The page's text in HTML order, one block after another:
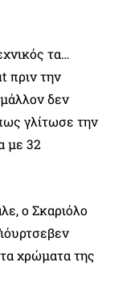
τα…
πριν την
δεν
γλίτωσε την
με 32
ο Σκαριόλο
χρώματα της